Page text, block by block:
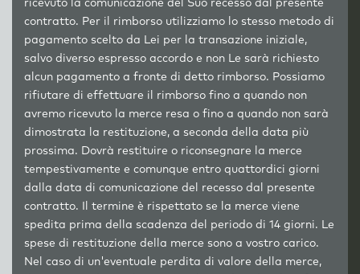
ricevuto la comunicazione del Suo recesso dal presente
contratto. Per il rimborso utilizziamo lo stesso metodo di
pagamento scelto da Lei per la transazione iniziale,
salvo diverso espresso accordo e non Le sarà richiesto
alcun pagamento a fronte di detto rimborso. Possiamo
rifiutare di effettuare il rimborso fino a quando non
avremo ricevuto la merce resa o fino a quando non sarà
dimostrata la restituzione, a seconda della data più
prossima. Dovrà restituire o riconsegnare la merce
tempestivamente e comunque entro quattordici giorni
dalla data di comunicazione del recesso dal presente
contratto. Il termine è rispettato se la merce viene
spedita prima della scadenza del periodo di 14 giorni. Le
spese di restituzione della merce sono a vostro carico.
Nel caso di un'eventuale perdita di valore della merce,